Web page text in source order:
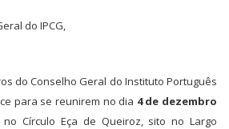
do IPCG,
do Conselho Geral do Instituto Português
para se reunirem no dia 4 de dezembro
no Círculo Eça de Queiroz, sito no Largo